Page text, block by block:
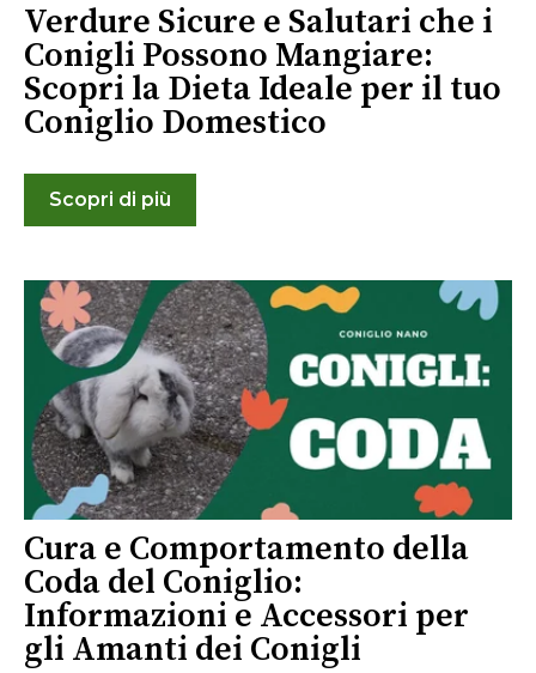
Verdure Sicure e Salutari che i
Conigli Possono Mangiare:
Scopri la Dieta Ideale per il tuo
Coniglio Domestico
Scopri di più
Cura e Comportamento della
Coda del Coniglio:
Informazioni e Accessori per
gli Amanti dei Conigli